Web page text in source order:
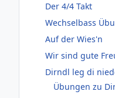
Der 4/4 Takt
Wechselbass
Auf der Wies'n
Wir sind gute
Dirndl leg di
Übungen zu